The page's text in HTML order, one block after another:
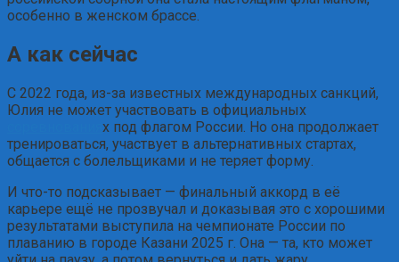
особенно в женском брассе.
А как сейчас
С 2022 года, из-за известных международных санкций,
Юлия не может участвовать в официальных
х под флагом России. Но она продолжает
тренироваться, участвует в альтернативных стартах,
общается с болельщиками и не теряет форму.
И что-то подсказывает — финальный аккорд в её
карьере ещё не прозвучал и доказывая это с хорошими
результатами выступила на чемпионате России по
плаванию в городе Казани 2025 г. Она — та, кто может